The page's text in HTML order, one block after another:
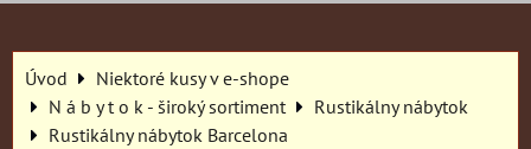
Úvod
Niektoré kusy v e-shope
N á b y t o k - široký sortiment
Rustikálny nábytok
Rustikálny nábytok Barcelona